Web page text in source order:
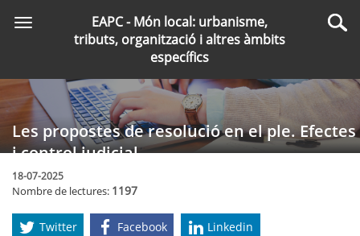
Toggle
navigation
EAPC - Món local: urbanisme,
tributs, organització i altres àmbits
específics
Les propostes de resolució en el ple. Efectes
i control judicial
18-07-2025
Nombre de lectures: 1197
Twitter Facebook Linkedin